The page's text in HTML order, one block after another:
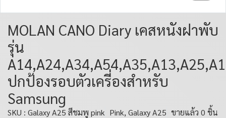
MOLAN CANO Diary เคสหนังฝาพับ
รุ่น
ปกป้องรอบตัวเครี่องสำหรับ
Samsung
SKU : Galaxy A25 สีชมพู pink Pink, Galaxy A25 ขายแล้ว 0 ชิ้น